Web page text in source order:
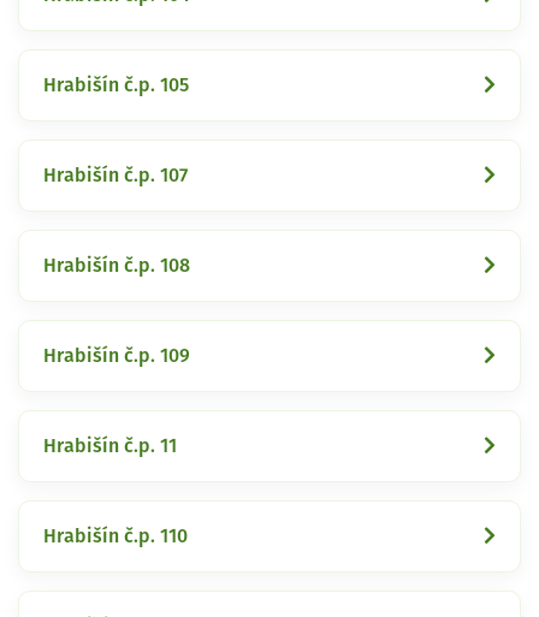
Hrabišín č.p. 105
Hrabišín č.p. 107
Hrabišín č.p. 108
Hrabišín č.p. 109
Hrabišín č.p. 11
Hrabišín č.p. 110